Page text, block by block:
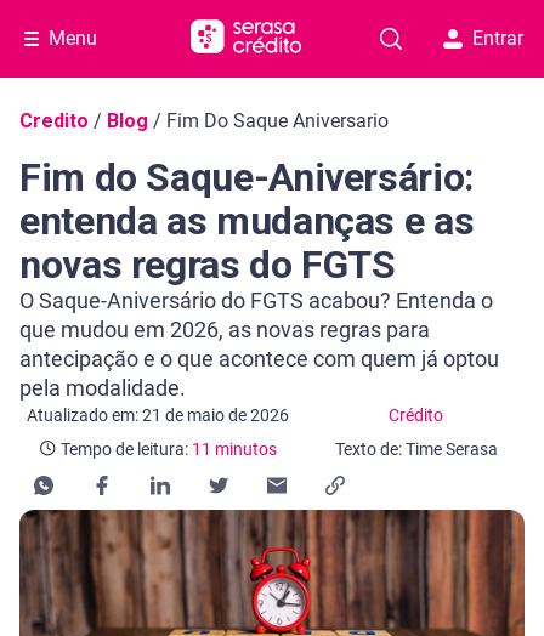
Menu Entrar
Navegação do blog
Credito / Blog / Fim Do Saque Aniversario
Fim do Saque-Aniversário:
entenda as mudanças e as
novas regras do FGTS
O Saque-Aniversário do FGTS acabou? Entenda o
que mudou em 2026, as novas regras para
antecipação e o que acontece com quem já optou
pela modalidade.
Atualizado em: 21 de maio de 2026 Crédito
Categoria Crédito
Tempo de leitura: 11 minutos
Tempo de leitura: 11 minutos
Texto de: Time Serasa